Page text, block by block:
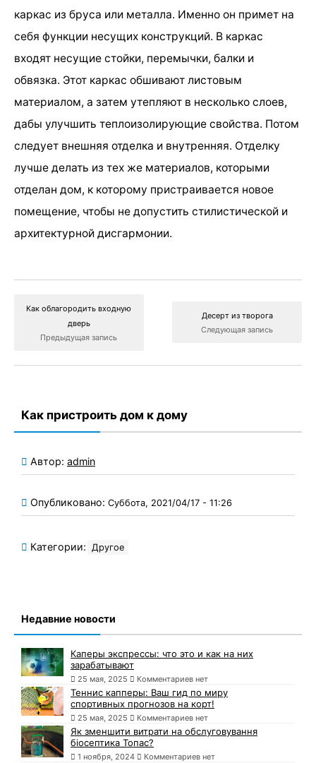
каркас из бруса или металла. Именно он примет на
себя функции несущих конструкций. В каркас
входят несущие стойки, перемычки, балки и
обвязка. Этот каркас обшивают листовым
материалом, а затем утепляют в несколько слоев,
дабы улучшить теплоизолирующие свойства. Потом
следует внешняя отделка и внутренняя. Отделку
лучше делать из тех же материалов, которыми
отделан дом, к которому пристраивается новое
помещение, чтобы не допустить стилистической и
архитектурной дисгармонии.
Как облагородить входную
дверь
Предыдущая запись
Десерт из творога
Следующая запись
Как пристроить дом к дому
Автор: admin
Опубликовано: Суббота, 2021/04/17 - 11:26
Категории: Другое
Недавние новости
Каперы экспрессы: что это и как на них
зарабатывают
25 мая, 2025 Комментариев нет
Теннис капперы: Ваш гид по миру
спортивных прогнозов на корт!
25 мая, 2025 Комментариев нет
Як зменшити витрати на обслуговування
біосептика Топас?
1 ноября, 2024 Комментариев нет